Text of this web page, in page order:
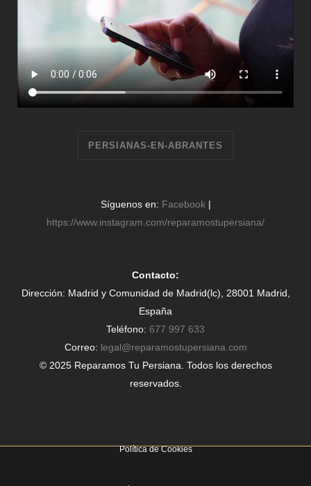
PERSIANAS-EN-ABRANTES
Síguenos en: Facebook|
https://www.instagram.com/reparamostupersiana/
Contacto:
Dirección: Madrid y Comunidad de Madrid(lc), 28001 Madrid,
España
Teléfono: 677 997 633
Correo: legal@reparamostupersiana.com
© 2025 Reparamos Tu Persiana. Todos los derechos
reservados.
Política de Cookies